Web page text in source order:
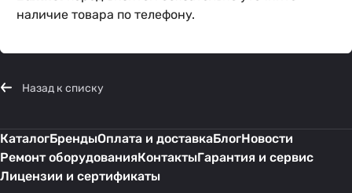
наличие товара по телефону.
Назад к списку
КаталогБрендыОплата и доставкаБлогНовости
Ремонт оборудованияКонтактыГарантия и сервис
Лицензии и сертификаты